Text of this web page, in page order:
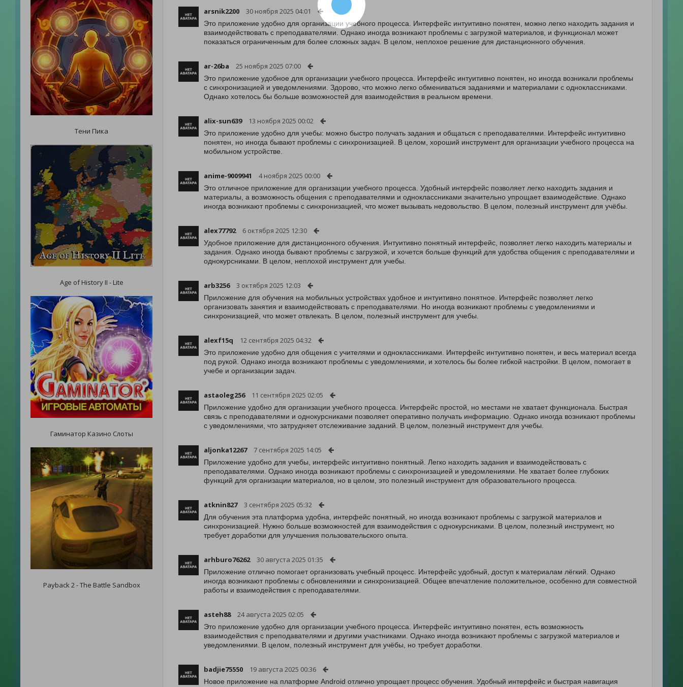
Тени Пика
Age of History II - Lite
Гаминатор Казино Слоты
Payback 2 - The Battle Sandbox
arsnik2200 30 ноября 2025 04:01
Это приложение удобно для организации учебного процесса. Интерфейс интуитивно понятен, можно легко находить задания и
взаимодействовать с преподавателями. Однако иногда возникают проблемы с загрузкой материалов, и функционал может
показаться ограниченным для более сложных задач. В целом, неплохое решение для дистанционного обучения.
ar-26ba 25 ноября 2025 07:00
Это приложение удобное для организации учебного процесса. Интерфейс интуитивно понятен, но иногда возникали проблемы
с синхронизацией и уведомлениями. Здорово, что можно легко обмениваться заданиями и материалами с одноклассниками.
Однако хотелось бы больше возможностей для взаимодействия в реальном времени.
alix-sun639 13 ноября 2025 00:02
Это приложение удобно для учебы: можно быстро получать задания и общаться с преподавателями. Интерфейс интуитивно
понятен, но иногда бывают проблемы с синхронизацией. В целом, хороший инструмент для организации учебного процесса на
мобильном устройстве.
anime-9009941 4 ноября 2025 00:00
Это отличное приложение для организации учебного процесса. Удобный интерфейс позволяет легко находить задания и
материалы, а возможность общения с преподавателями и одноклассниками значительно упрощает взаимодействие. Однако
иногда возникают проблемы с синхронизацией, что может вызывать недовольство. В целом, полезный инструмент для учёбы.
alex77792 6 октября 2025 12:30
Удобное приложение для дистанционного обучения. Интуитивно понятный интерфейс, позволяет легко находить материалы и
задания. Однако иногда бывают проблемы с загрузкой, и хочется больше функций для удобства общения с преподавателями и
однокурсниками. В целом, неплохой инструмент для учебы.
arb3256 3 октября 2025 12:03
Приложение для обучения на мобильных устройствах удобное и интуитивно понятное. Интерфейс позволяет легко
организовать занятия и взаимодействовать с преподавателями. Но иногда возникают проблемы с уведомлениями и
синхронизацией, что может отвлекать. В целом, полезный инструмент для учебы.
alexf15q 12 сентября 2025 04:32
Это приложение удобно для общения с учителями и одноклассниками. Интерфейс интуитивно понятен, и весь материал всегда
под рукой. Однако иногда возникают проблемы с уведомлениями, и хотелось бы более гибкой настройки. В целом, помогает в
учебе и организации задач.
astaoleg256 11 сентября 2025 02:05
Приложение удобно для организации учебного процесса. Интерфейс простой, но местами не хватает функционала. Быстрая
связь с преподавателями и однокурсниками позволяет оперативно получать информацию. Однако иногда возникают проблемы
с уведомлениями, что затрудняет отслеживание заданий. В целом, полезный инструмент для учебы.
aljonka12267 7 сентября 2025 14:05
Приложение удобно для учебы, интерфейс интуитивно понятный. Легко находить задания и взаимодействовать с
преподавателями. Однако иногда возникают проблемы с синхронизацией и уведомлениями. Не хватает более глубоких
функций для организации материалов, но в целом, это полезный инструмент для образовательного процесса.
atknin827 3 сентября 2025 05:32
Для обучения эта платформа удобна, интерфейс понятный, но иногда возникают проблемы с загрузкой материалов и
синхронизацией. Нужно больше возможностей для взаимодействия с однокурсниками. В целом, полезный инструмент, но
требует доработки для улучшения пользовательского опыта.
arhburo76262 30 августа 2025 01:35
Приложение отлично помогает организовать учебный процесс. Интерфейс удобный, доступ к материалам лёгкий. Однако
иногда возникают проблемы с обновлениями и синхронизацией. Общее впечатление положительное, особенно для совместной
работы и взаимодействия с преподавателями.
asteh88 24 августа 2025 02:05
Это приложение удобно для организации учебного процесса. Интерфейс интуитивно понятен, есть возможность
взаимодействия с преподавателями и другими участниками. Однако иногда возникают проблемы с загрузкой материалов и
уведомлениями. В целом, полезный инструмент для учёбы, но требует доработки.
badjie75550 19 августа 2025 00:36
Новое приложение на платформе Android отлично упрощает процесс обучения. Удобный интерфейс и быстрая навигация